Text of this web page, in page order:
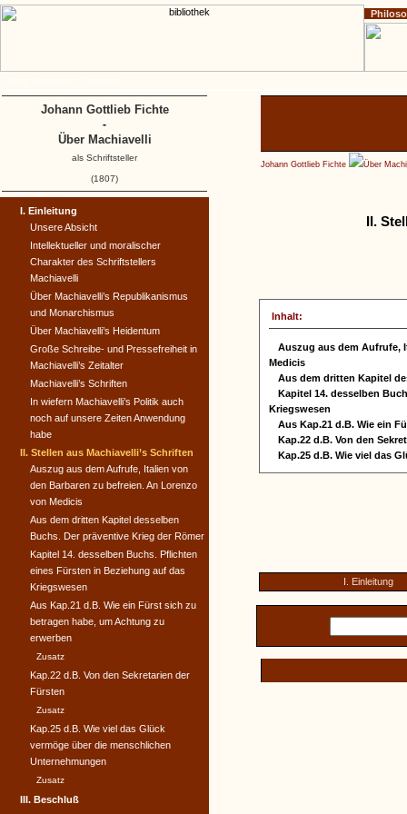
Johann Gottlieb Fichte Über
II.
Inhalt:
Auszug aus dem Aufrufe,
Medicis
Aus dem dritten Kapitel
Kapitel 14. desselben
Kriegswesen
Aus Kap.21 d.B. Wie ein
Kap.22 d.B. Von den
Kap.25 d.B. Wie viel das
I. Einleitung
I. Einleitung
Unsere Absicht
Intellektueller und moralischer
Charakter des Schriftstellers
Machiavelli
Über Machiavelli’s Republikanismus
und Monarchismus
Über Machiavelli’s Heidentum
Große Schreibe- und Pressefreiheit in
Machiavelli’s Zeitalter
Machiavelli’s Schriften
In wiefern Machiavelli’s Politik auch
noch auf unsere Zeiten Anwendung
habe
II. Stellen aus Machiavelli’s Schriften
Auszug aus dem Aufrufe, Italien von
den Barbaren zu befreien. An Lorenzo
von Medicis
Aus dem dritten Kapitel desselben
Buchs. Der präventive Krieg der Römer
Kapitel 14. desselben Buchs. Pflichten
eines Fürsten in Beziehung auf das
Kriegswesen
Aus Kap.21 d.B. Wie ein Fürst sich zu
betragen habe, um Achtung zu
erwerben
Zusatz
Kap.22 d.B. Von den Sekretarien der
Fürsten
Zusatz
Kap.25 d.B. Wie viel das Glück
vermöge über die menschlichen
Unternehmungen
Zusatz
III. Beschluß
Johann Gottlieb Fichte
-
Über Machiavelli
als Schriftsteller
(1807)